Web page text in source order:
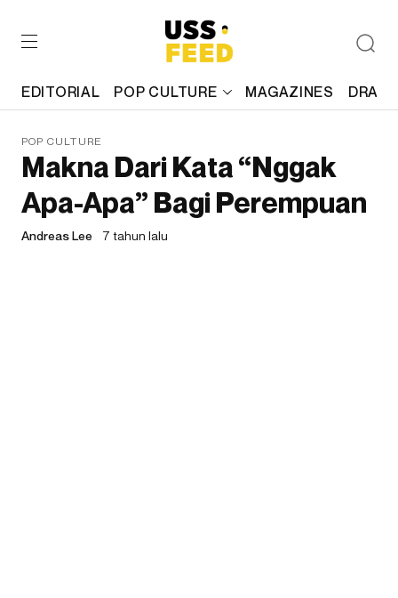
EDITORIAL POP CULTURE MAGAZINES
POP CULTURE
Makna Dari Kata “Nggak
Apa-Apa” Bagi Perempuan
Andreas Lee 7 tahun lalu